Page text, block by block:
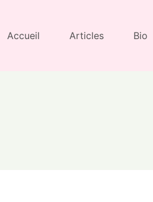
Accueil Articles Bio